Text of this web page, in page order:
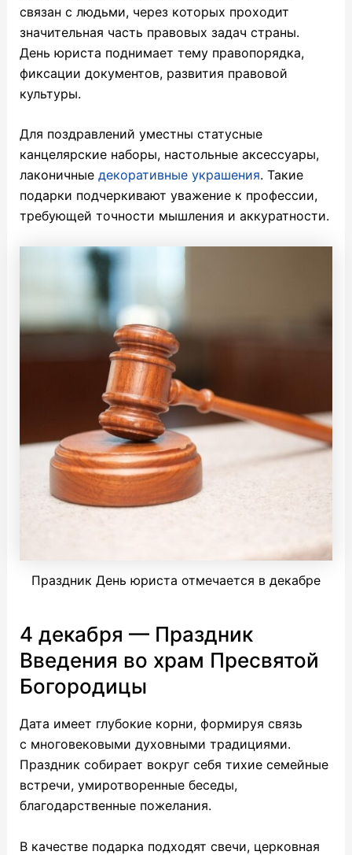
связан с людьми, через которых проходит
значительная часть правовых задач страны.
День юриста поднимает тему правопорядка,
фиксации документов, развития правовой
культуры.
Для поздравлений уместны статусные
канцелярские наборы, настольные аксессуары,
лаконичные декоративные украшения. Такие
подарки подчеркивают уважение к профессии,
требующей точности мышления и аккуратности.
Праздник День юриста отмечается в декабре
4 декабря — Праздник
Введения во храм Пресвятой
Богородицы
Дата имеет глубокие корни, формируя связь
с многовековыми духовными традициями.
Праздник собирает вокруг себя тихие семейные
встречи, умиротворенные беседы,
благодарственные пожелания.
В качестве подарка подходят свечи, церковная